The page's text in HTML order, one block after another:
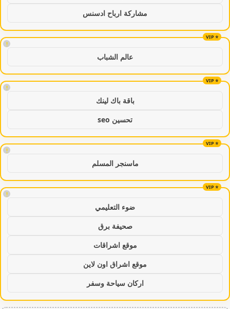
مشاركة ارباح ادسنس
!
عالم الشباب
!
باقة باك لينك
تحسين seo
!
ماسنجر المسلم
!
ضوء التعليمي
صحيفة برق
موقع اشراقات
موقع اشراق اون لاين
اركان سياحة وسفر